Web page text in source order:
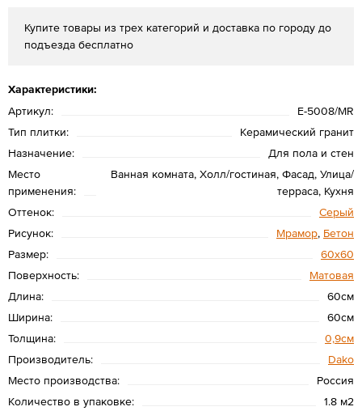
Купите товары из трех категорий и доставка по городу до
подъезда бесплатно
Характеристики:
Артикул:
Е-5008/МR
Тип плитки:
Керамический гранит
Назначение:
Для пола и стен
Место
применения:
Ванная комната, Холл/гостиная, Фасад, Улица/
терраса, Кухня
Оттенок:
Серый
Рисунок:
Мрамор, Бетон
Размер:
60х60
Поверхность:
Матовая
Длина:
60см
Ширина:
60см
Толщина:
0,9см
Производитель:
Dako
Место производства:
Россия
Количество в упаковке:
1.8 м2